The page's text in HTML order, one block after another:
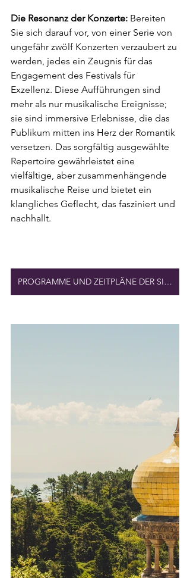
Die Resonanz der Konzerte: Bereiten
Sie sich darauf vor, von einer Serie von
ungefähr zwölf Konzerten verzaubert zu
werden, jedes ein Zeugnis für das
Engagement des Festivals für
Exzellenz. Diese Aufführungen sind
mehr als nur musikalische Ereignisse;
sie sind immersive Erlebnisse, die das
Publikum mitten ins Herz der Romantik
versetzen. Das sorgfältig ausgewählte
Repertoire gewährleistet eine
vielfältige, aber zusammenhängende
musikalische Reise und bietet ein
klangliches Geflecht, das fasziniert und
nachhallt.
PROGRAMME UND ZEITPLÄNE DER SINTRA-FESTIVALS